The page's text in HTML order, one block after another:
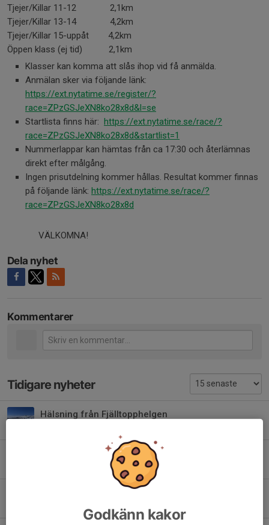
Tjejer/Killar 11-12 2,1km
Tjejer/Killar 13-14 4,2km
Tjejer/Killar 15-uppåt 4,2km
Öppen klass (ej tid) 2,1km
Klasser kan komma att slås ihop vid få anmälda.
Anmälan sker via följande länk:
https://ext.nytatime.se/register/?
race=ZPzGSJeXN8ko28x8d&l=se
Startlista finns här: https://ext.nytatime.se/race/?
race=ZPzGSJeXN8ko28x8d&startlist=1
Nummerlappar kan hämtas från ca 17:30 och återlämnas
direkt efter målgång.
Ingen prisutdelning kommer hållas. Resultat kommer finnas
på följande länk: https://ext.nytatime.se/race/?
race=ZPzGSJeXN8ko28x8d
VÄLKOMNA!
Dela nyhet
Kommentarer
Tidigare nyheter
Hälsning från Fjälltopphelgen
KJSA summer camp Falun 4-7 juli
0
Tävlingsläger Bruksvallarna 17-19 April
Godkänn kakor